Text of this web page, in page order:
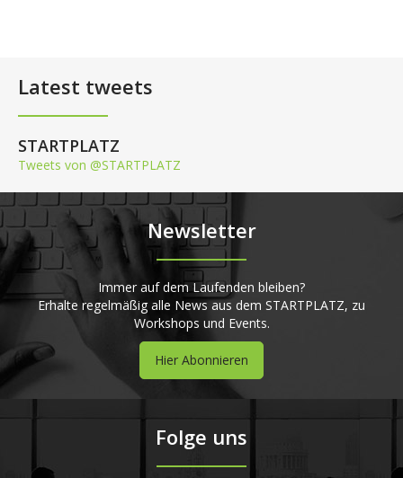
Latest tweets
STARTPLATZ
Tweets von @STARTPLATZ
Newsletter
Immer auf dem Laufenden bleiben?
Erhalte regelmäßig alle News aus dem STARTPLATZ, zu
Workshops und Events.
Hier Abonnieren
Folge uns